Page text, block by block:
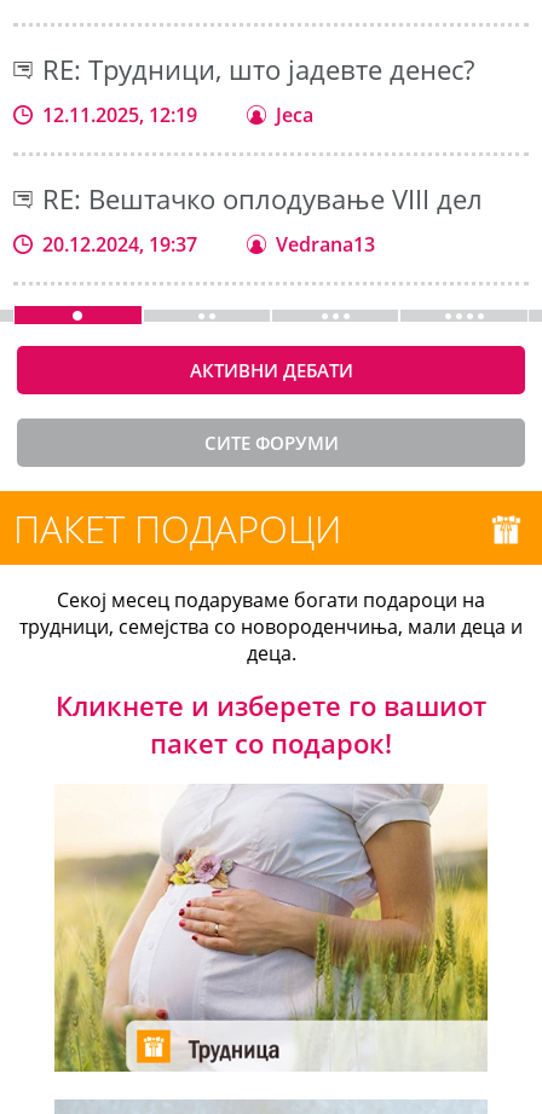
RE: Трудници, што јадевте денес?
12.11.2025, 12:19 Jeca
RE: Вештачко оплодување VIII дел
20.12.2024, 19:37 Vedrana13
АКТИВНИ ДЕБАТИ
СИТЕ ФОРУМИ
ПАКЕТ ПОДАРОЦИ
Секој месец подаруваме богати подароци на
трудници, семејства со новороденчиња, мали деца и
деца.
Кликнете и изберете го вашиот
пакет со подарок!